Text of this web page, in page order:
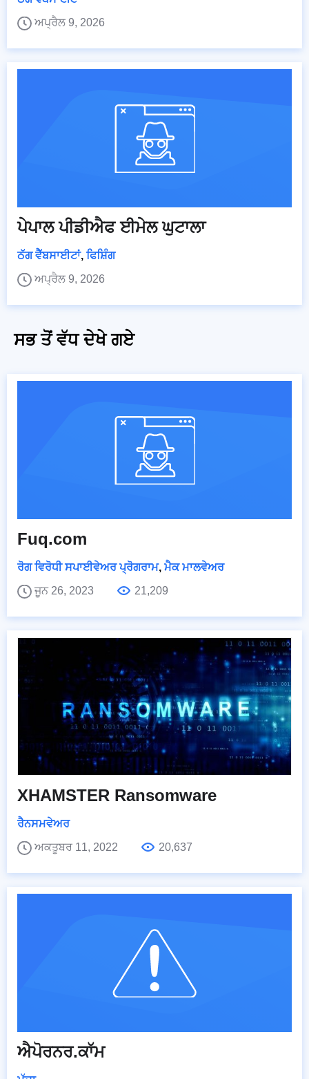
ਅਪ੍ਰੈਲ 9, 2026
ਪੇਪਾਲ ਪੀਡੀਐਫ ਈਮੇਲ ਘੁਟਾਲਾ
ਠੱਗ ਵੈੱਬਸਾਈਟਾਂ, ਫਿਸ਼ਿੰਗ
ਅਪ੍ਰੈਲ 9, 2026
ਸਭ ਤੋਂ ਵੱਧ ਦੇਖੇ ਗਏ
Fuq.com
ਰੋਗ ਵਿਰੋਧੀ ਸਪਾਈਵੇਅਰ ਪ੍ਰੋਗਰਾਮ, ਮੈਕ ਮਾਲਵੇਅਰ
ਜੂਨ 26, 2023
21,209
XHAMSTER Ransomware
ਰੈਨਸਮਵੇਅਰ
ਅਕਤੂਬਰ 11, 2022
20,637
ਐਪੋਰਨਰ.ਕਾੱਮ